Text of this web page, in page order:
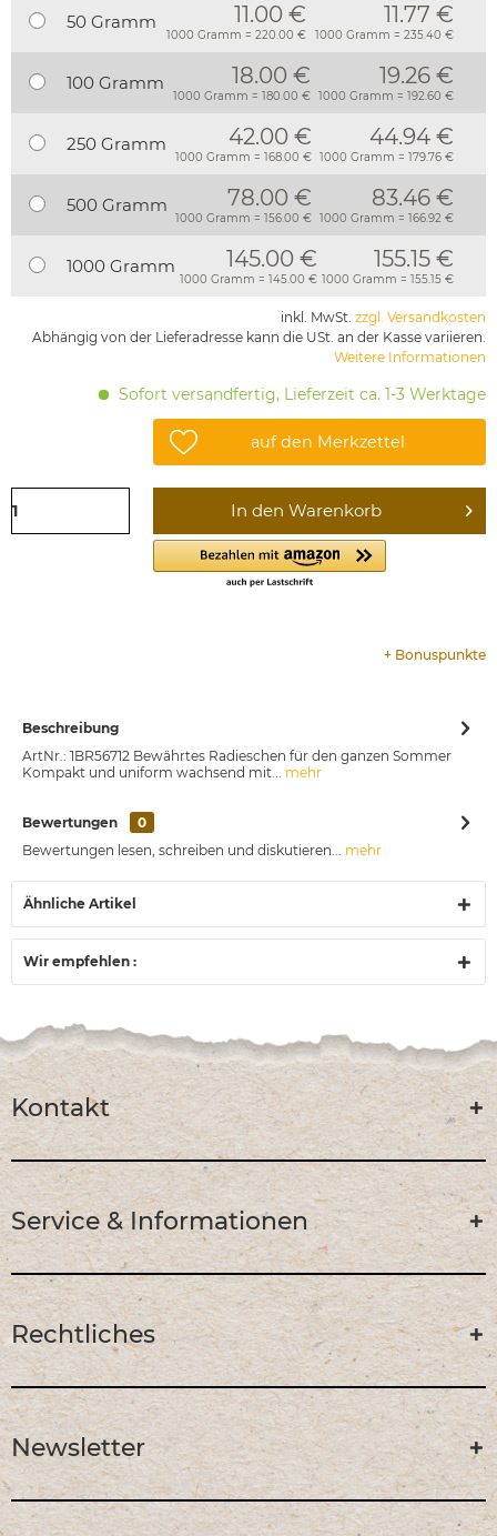
50 Gramm 11.00 €
1000 Gramm = 220.00 €
11.77 €
1000 Gramm = 235.40 €
100 Gramm 18.00 €
1000 Gramm = 180.00 €
19.26 €
1000 Gramm = 192.60 €
250 Gramm 42.00 €
1000 Gramm = 168.00 €
44.94 €
1000 Gramm = 179.76 €
500 Gramm 78.00 €
1000 Gramm = 156.00 €
83.46 €
1000 Gramm = 166.92 €
1000 Gramm 145.00 €
1000 Gramm = 145.00 €
155.15 €
1000 Gramm = 155.15 €
inkl. MwSt. zzgl. Versandkosten
Abhängig von der Lieferadresse kann die USt. an der Kasse variieren.
Weitere Informationen
Sofort versandfertig, Lieferzeit ca. 1-3 Werktage
auf den Merkzettel
In den Warenkorb
+ Bonuspunkte
Beschreibung
ArtNr.: 1BR56712 Bewährtes Radieschen für den ganzen Sommer
Kompakt und uniform wachsend mit... mehr
Bewertungen
0
Bewertungen lesen, schreiben und diskutieren... mehr
Ähnliche Artikel
Wir empfehlen :
Kontakt
Service & Informationen
Rechtliches
Newsletter